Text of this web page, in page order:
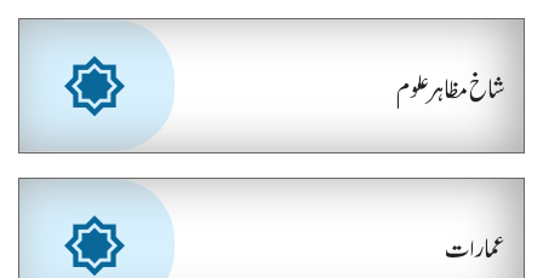
شاخ مظاہر علوم
عمارات